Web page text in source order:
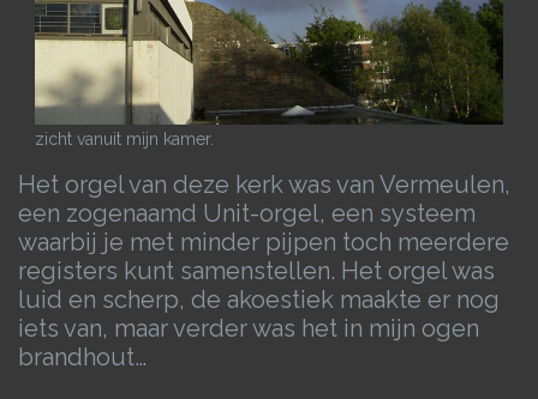
zicht vanuit mijn kamer.
Het orgel van deze kerk was van Vermeulen,
een zogenaamd Unit-orgel, een systeem
waarbij je met minder pijpen toch meerdere
registers kunt samenstellen. Het orgel was
luid en scherp, de akoestiek maakte er nog
iets van, maar verder was het in mijn ogen
brandhout…